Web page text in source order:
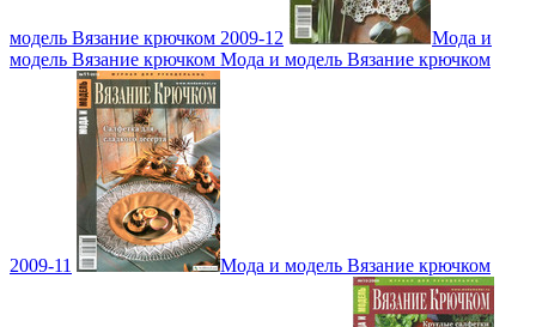
модель Вязание крючком 2009-12
Мода и
модель Вязание крючком Мода и модель Вязание крючком
2009-11 Мода и модель Вязание крючком